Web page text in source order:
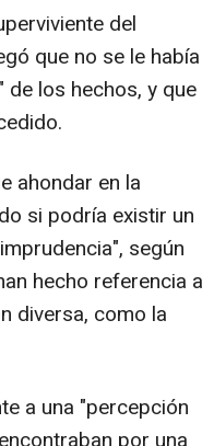
del
que no se le había
los hechos, y que
ahondar en la
si podría existir un
según
hecho referencia a
diversa, como la
a una "percepción